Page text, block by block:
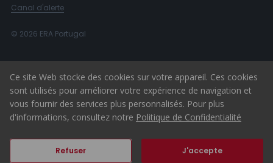
Canal d'alerte
© 2026 ERA Portugal
Ce site Web stocke des cookies sur votre appareil. Ces cookies
sont utilisés pour améliorer votre expérience de navigation et
vous fournir des services plus personnalisés. Pour plus
d'informations, consultez notre Politique de Confidentialité
Refuser J'accepte